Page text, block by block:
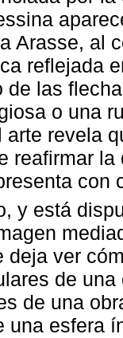
Arasse, al
reflejada
de las
o una
arte revela
reafirmar
con
y está
deja ver
de
de una
una esfera